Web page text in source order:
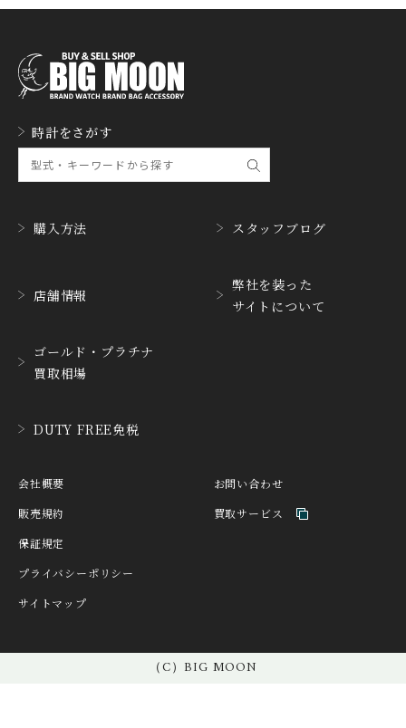
CASIO CEDRIC JOHNER
CHANEL
シャネル
クリストファー・ウォー
ド
CHRONOSWISS CITIZEN
CUERVOY SOBRINOS CVSTOS
CYRUS CZAPEK
チャペック
D. DORNBLÜTH&SOH
N
D.ドルンブルート＆ゾー
DANIEL ROTH
ダニエル・ロート
DUBEY&SCHALDENBR
AND E.C.W
ー・ウォッチ
エベラール
ETERNA
ファーブル・ルーバ
FORTIS
時計をさがす
購入方法
店舗情報
ゴールド・プラチナ
買取相場
DUTY FREE免税
スタッフブログ
弊社を装った
サイトについて
会社概要
販売規約
保証規定
プライバシーポリシー
サイトマップ
お問い合わせ
買取サービス
（C）BIG MOON